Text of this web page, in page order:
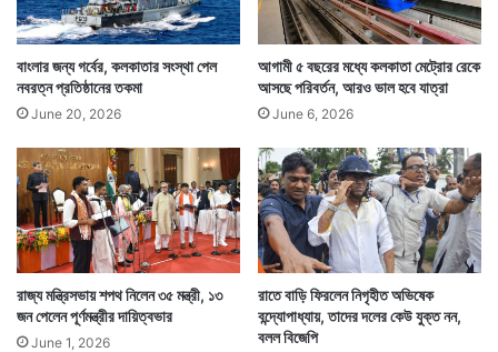
বাংলার জন্য গর্বের, কলকাতার সংস্থা পেল
নবরত্ন প্রতিষ্ঠানের তকমা
June 20, 2026
আগামী ৫ বছরের মধ্যে কলকাতা মেট্রোর রেকে
আসছে পরিবর্তন, আরও ভাল হবে যাত্রা
June 6, 2026
রাজ্য মন্ত্রিসভায় শপথ নিলেন ৩৫ মন্ত্রী, ১৩
জন পেলেন পূর্ণমন্ত্রীর দায়িত্বভার
June 1, 2026
রাতে বাড়ি ফিরলেন নিগৃহীত অভিষেক
বন্দ্যোপাধ্যায়, তাদের দলের কেউ যুক্ত নন,
বলল বিজেপি